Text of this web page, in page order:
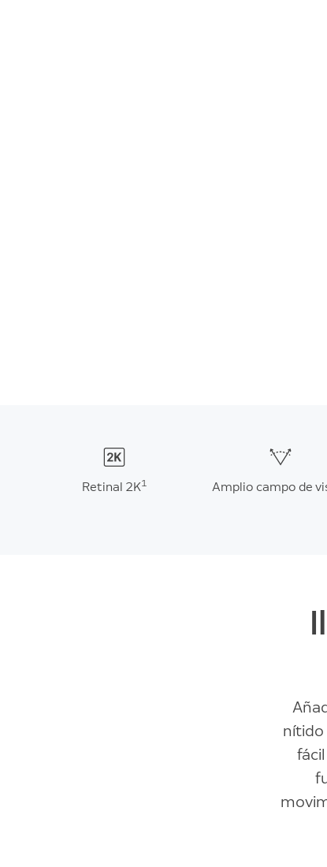
Retinal 2K1 Amplio campo de
nítido